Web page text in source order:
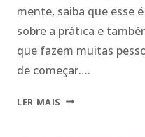
mente, saiba que esse
sobre a prática e
que fazem muitas
de começar….
LER MAIS MINDFULNESS